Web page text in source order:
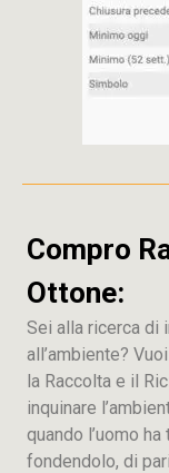
Compro
Ottone:
Sei alla ricerca di
all’ambiente?
la Raccolta e il
inquinare
quando l’uomo
fondendolo, di